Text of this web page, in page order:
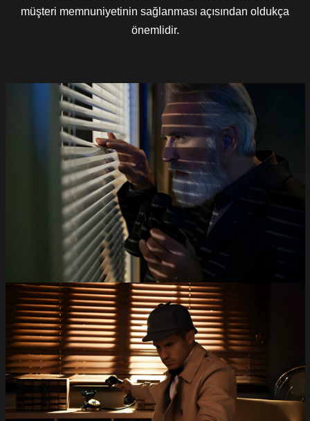
müşteri memnuniyetinin sağlanması açısından oldukça
önemlidir.